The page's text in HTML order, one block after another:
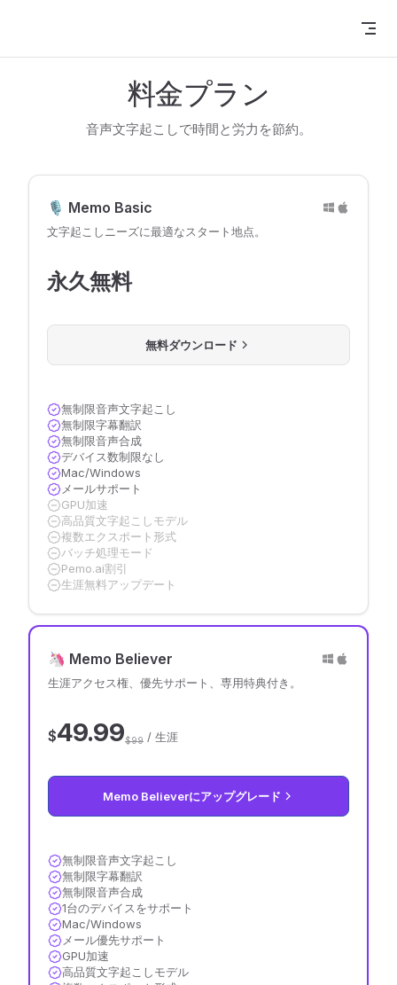
料金プラン
音声文字起こしで時間と労力を節約。
🎙️ Memo Basic
文字起こしニーズに最適なスタート地点。
永久無料
無料ダウンロード
無制限音声文字起こし
無制限字幕翻訳
無制限音声合成
デバイス数制限なし
Mac/Windows
メールサポート
GPU加速
高品質文字起こしモデル
複数エクスポート形式
バッチ処理モード
Pemo.ai割引
生涯無料アップデート
🦄 Memo Believer
生涯アクセス権、優先サポート、専用特典付き。
$49.99$99 / 生涯
Memo Believerにアップグレード
無制限音声文字起こし
無制限字幕翻訳
無制限音声合成
1台のデバイスをサポート
Mac/Windows
メール優先サポート
GPU加速
高品質文字起こしモデル